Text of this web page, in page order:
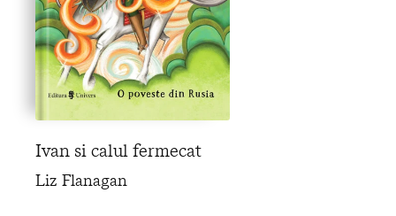
Ivan si calul fermecat
Liz Flanagan